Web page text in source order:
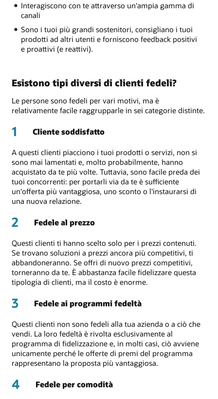
Interagiscono con te attraverso un'ampia gamma di
canali
Sono i tuoi più grandi sostenitori, consigliano i tuoi
prodotti ad altri utenti e forniscono feedback positivi
e proattivi (e reattivi).
Esistono tipi diversi di clienti fedeli?
Le persone sono fedeli per vari motivi, ma è
relativamente facile raggrupparle in sei categorie distinte.
1 Cliente soddisfatto
A questi clienti piacciono i tuoi prodotti o servizi, non si
sono mai lamentati e, molto probabilmente, hanno
acquistato da te più volte. Tuttavia, sono facile preda dei
tuoi concorrenti: per portarli via da te è sufficiente
un'offerta più vantaggiosa, uno sconto o l'instaurarsi di
una nuova relazione.
2 Fedele al prezzo
Questi clienti ti hanno scelto solo per i prezzi contenuti.
Se trovano soluzioni a prezzi ancora più competitivi, ti
abbandoneranno. Se offri di nuovo prezzi competitivi,
torneranno da te. È abbastanza facile fidelizzare questa
tipologia di clienti, ma il costo è enorme.
3 Fedele ai programmi fedeltà
Questi clienti non sono fedeli alla tua azienda o a ciò che
vendi. La loro fedeltà è rivolta esclusivamente al
programma di fidelizzazione e, in molti casi, ciò avviene
unicamente perché le offerte di premi del programma
rappresentano la proposta più vantaggiosa.
4 Fedele per comodità